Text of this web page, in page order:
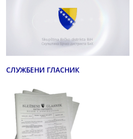
СЛУЖБЕНИ ГЛАСНИК